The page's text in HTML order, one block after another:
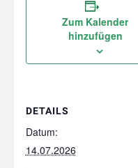
Zum Kalender
hinzufügen
DETAILS
Datum:
14.07.2026